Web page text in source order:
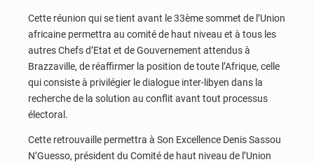
Cette réunion qui se tient avant le 33ème sommet de l’Union
africaine permettra au comité de haut niveau et à tous les
autres Chefs d’Etat et de Gouvernement attendus à
Brazzaville, de réaffirmer la position de toute l’Afrique, celle
qui consiste à privilégier le dialogue inter-libyen dans la
recherche de la solution au conflit avant tout processus
électoral.
Cette retrouvaille permettra à Son Excellence Denis Sassou
N’Guesso, président du Comité de haut niveau de l’Union